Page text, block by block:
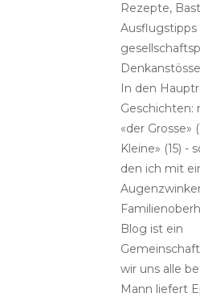
Rezepte,
Ausflugstipps
In den
Geschichten:
«der Grosse»
Kleine» (15) -
den ich mit
Blog ist ein
wir uns alle
Mann liefert